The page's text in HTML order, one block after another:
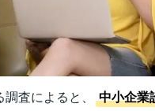
査によると、 中小企業